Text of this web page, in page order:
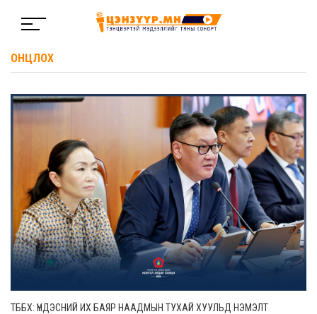
ОНЦЛОХ
ТББХ: ҮНДЭСНИЙ ИХ БАЯР НААДМЫН ТУХАЙ ХУУЛЬД НЭМЭЛТ